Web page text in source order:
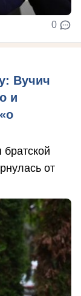
0
Вучич
и
от